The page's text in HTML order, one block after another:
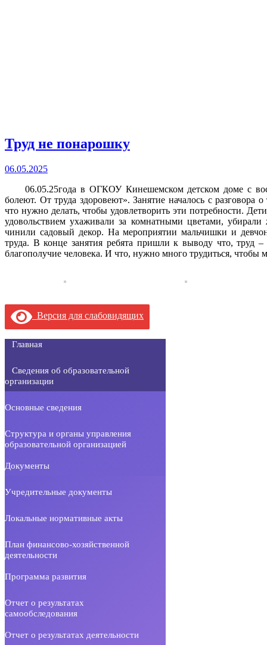
Труд не понарошку
06.05.2025
06.05.25года в ОГКОУ Кинешемском детском доме с
болеют. От труда здоровеют». Занятие началось с разговора
что нужно делать, чтобы удовлетворить эти потребности.
удовольствием ухаживали за комнатными цветами,
чинили садовый декор. На мероприятии мальчишки и
труда. В конце занятия ребята пришли к выводу что, труд –
благополучие человека. И что, нужно много трудиться, чтобы
Версия для слабовидящих
Главная
Сведения об образовательной
организации
Основные сведения
Структура и органы управления
образовательной организацией
Документы
Учредительные документы
Локальные нормативные акты
План финансово-хозяйственной
деятельности
Программа развития
Отчет о результатах
самообследования
Отчет о результатах деятельности